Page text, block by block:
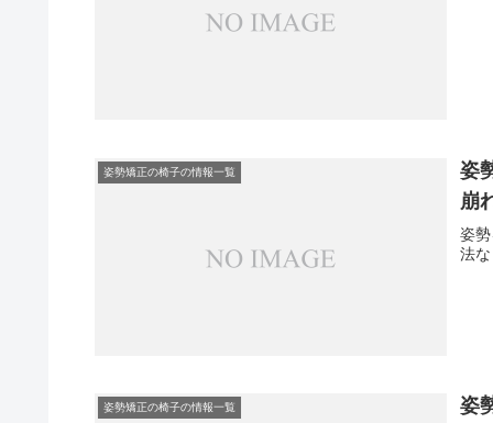
姿勢矯正の椅子の情報一覧
姿
崩
姿
法
姿勢矯正の椅子の情報一覧
姿